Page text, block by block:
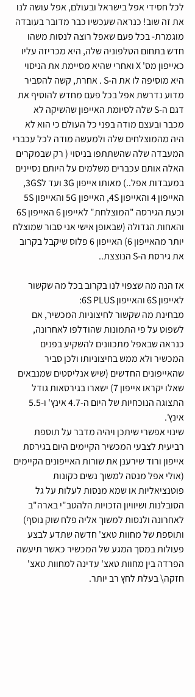
לכל חסידי אפל בישראל ובעולם, אפל עושה לנו
את זה שוב! כנראה שעכשיו כבר מדובר בעובדה
מוגמרת- בכל פעם שאפל רוצה לנסות משהו
חדש בתחום הטלפוניה שלה, היא מכריזה עליו
כאייפון מס' X ואחרי שהיא מסיימת את הניסוי
היא מוסיפה לו את ה-S . אחרת, קשה להסביר
מדוע נדרשת אפל בכל פעם מחדש להוסיף את
דגם ה-S שלה לסיומת האייפון שהשיקה לא
מכבר ובעצם מודה בפני כל העולם כי הוא לא
היה מהמוצלחים שלה ולמעשה מודה לכל עכברי
המעבדה שלה שהשתתפו בניסוי ( רק שבמקרים
האלה אותם עכברים משלמים על היותם נסיינים
במעבדות אפל..) מאותו אייפון 3G ועד ל3GS,
והאחות הגדולה (שבאופן אישי אני סבור שמוצלח
יותר מהאייפון 6) האייפון 6 פלוס שיקבל בקרוב
את גירסת ה-S הנוצצת..
אז הנה מה שצפוי לנו בקרוב בכל מה שקשור
לאייפון 6S והאייפון 6S PLUS:
מבחינת מה שקשור לחיצוניות המכשיר, אם
לשפוט על פי התמונות שהודלפו לאחרונה,
כנראה שבאפל מתכוונים להשקיע בפנים
המכשיר ולא ממש בחיצוניותו ולכן סביר
שהאייפונים החדשים (שיש אנליסטים שמנבאים
שאלו יקראו אייפון 7) ישארו בגירסאות גודל
אינץ'.
שינוי אפשרי שיתכן ויהיה מדבר על תוספת
רביעית לצבעי המכשיר הקיימים היום בגירסת
אייפון ורוד שירענן את שורות האייפונים הקיימים
(אולי אפל מנסה למשוך נשים כקונות
פוטנציאליות או שמא מנסות לעלות על גל
הסובלנות ושיוויון הזכויות הלהטב"י בארה"ב
לאחרונה ולנסות למשוך אליה פלח שוק נוסף)
ותוספת של מחוות טאצ' חדשה שתדע לבצע
פעולות במסך המגע של המכשיר כאשר תיעשה
הפרדה בין מחוות טאצ' עדינה למחוות טאצ'
חזקה\ בעלת לחץ רב יותר.